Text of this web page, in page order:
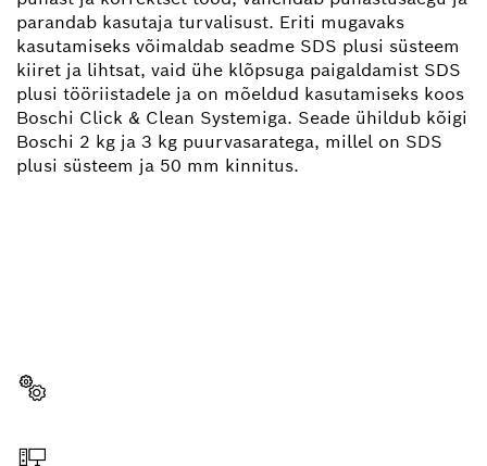
parandab kasutaja turvalisust. Eriti mugavaks
kasutamiseks võimaldab seadme SDS plusi süsteem
kiiret ja lihtsat, vaid ühe klõpsuga paigaldamist SDS
plusi tööriistadele ja on mõeldud kasutamiseks koos
Boschi Click & Clean Systemiga. Seade ühildub kõigi
Boschi 2 kg ja 3 kg puurvasaratega, millel on SDS
plusi süsteem ja 50 mm kinnitus.